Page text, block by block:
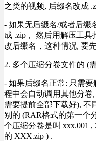
之类的视频, 后缀名改成
- 如果无后缀名/或者后缀
成 .zip， 然后用解压工
改后缀名，这种情况, 要
2. 多个压缩分卷文件的 (
- 如果后缀名正常: 只需
程中会自动调用其他分卷
需要提前全部下载好), 不
别的 (RAR格式的第一个
个压缩分卷是叫 xxx.001
的 XXX.zip ) .